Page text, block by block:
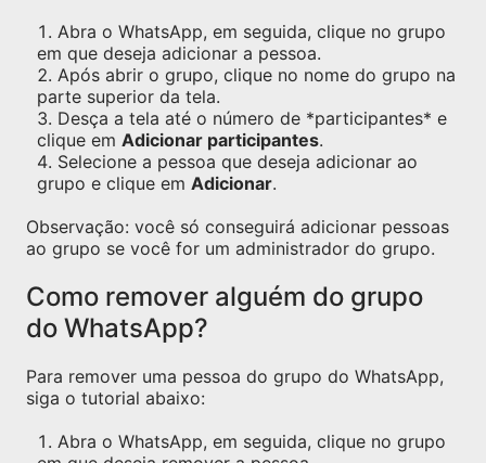
Abra o WhatsApp, em seguida, clique no grupo
em que deseja adicionar a pessoa.
Após abrir o grupo, clique no nome do grupo na
parte superior da tela.
Desça a tela até o número de *participantes* e
clique em Adicionar participantes.
Selecione a pessoa que deseja adicionar ao
grupo e clique em Adicionar.
Observação: você só conseguirá adicionar pessoas
ao grupo se você for um administrador do grupo.
Como remover alguém do grupo
do WhatsApp?
Para remover uma pessoa do grupo do WhatsApp,
siga o tutorial abaixo:
Abra o WhatsApp, em seguida, clique no grupo